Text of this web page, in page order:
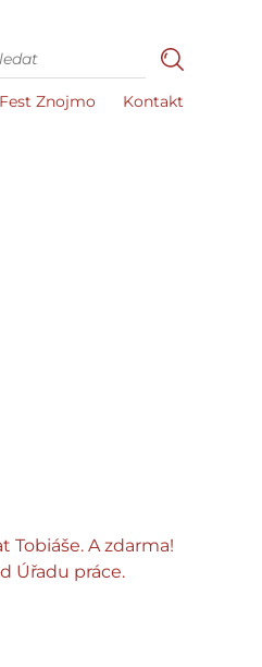
Znojmo Kontakt
Tobiáše. A zdarma!
Úřadu práce.